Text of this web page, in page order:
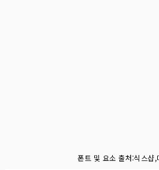
폰트 및 요소 출처:식스샵,